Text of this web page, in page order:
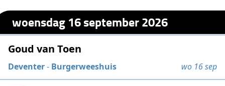
woensdag 16 september 2026
Goud van Toen
Deventer- Burgerweeshuis wo 16 sep